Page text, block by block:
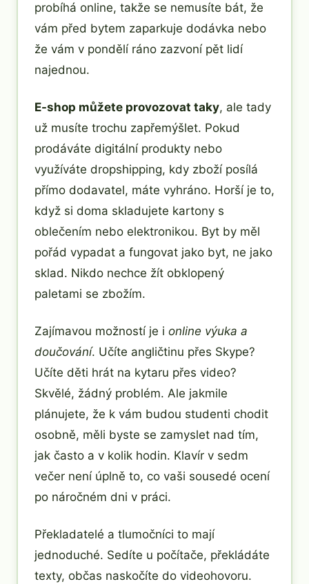
probíhá online, takže se nemusíte bát, že
vám před bytem zaparkuje dodávka nebo
že vám v pondělí ráno zazvoní pět lidí
najednou.
E-shop můžete provozovat taky, ale tady
už musíte trochu zapřemýšlet. Pokud
prodáváte digitální produkty nebo
využíváte dropshipping, kdy zboží posílá
přímo dodavatel, máte vyhráno. Horší je to,
když si doma skladujete kartony s
oblečením nebo elektronikou. Byt by měl
pořád vypadat a fungovat jako byt, ne jako
sklad. Nikdo nechce žít obklopený
paletami se zbožím.
Zajímavou možností je i online výuka a
doučování. Učíte angličtinu přes Skype?
Učíte děti hrát na kytaru přes video?
Skvělé, žádný problém. Ale jakmile
plánujete, že k vám budou studenti chodit
osobně, měli byste se zamyslet nad tím,
jak často a v kolik hodin. Klavír v sedm
večer není úplně to, co vaši sousedé ocení
po náročném dni v práci.
Překladatelé a tlumočníci to mají
jednoduché. Sedíte u počítače, překládáte
texty, občas naskočíte do videohovoru.